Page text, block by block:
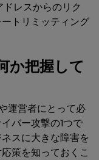
レスからのリク
トリミッティング
か把握して
運営者にとって必
バー攻撃の1つで
スに大きな障害を
策を知っておくこ